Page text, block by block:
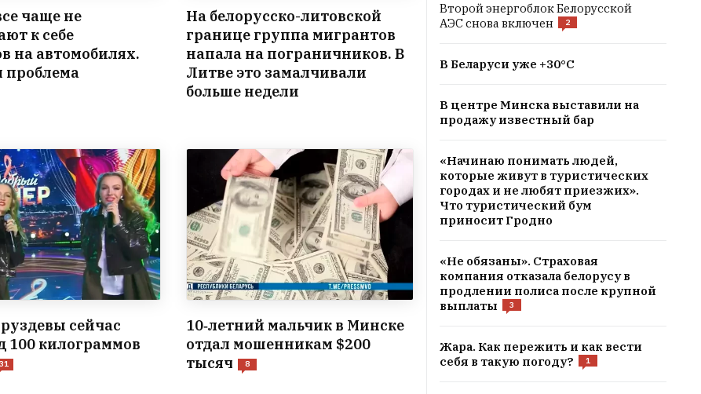
чаще не
к себе
на автомобилях.
проблема
На белорусско-литовской
границе группа мигрантов
напала на пограничников. В
Литве это замалчивали
больше недели
сейчас
100 килограммов
31
10‑летний мальчик в Минске
отдал мошенникам $200
тысяч
8
Второй энергоблок Белорусской
АЭС снова включен
2
В Беларуси уже +30°С
В центре Минска выставили на
продажу известный бар
«Начинаю понимать людей,
которые живут в туристических
городах и не любят приезжих».
Что туристический бум
приносит Гродно
«Не обязаны». Страховая
компания отказала белорусу в
продлении полиса после крупной
выплаты
3
Жара. Как пережить и как вести
себя в такую погоду?
1